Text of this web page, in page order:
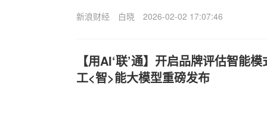
新浪财经 白晓 2026-02-02 17:07:46
【用AI‘联’通】开启品牌评估智能
工<智>能大模型重磅发布